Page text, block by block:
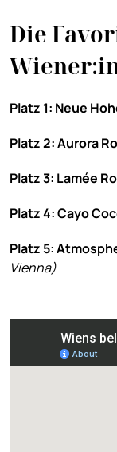
Die
Platz 1: Neue
Platz 2: Aurora
Platz 3: Lamée
Platz 4: Cayo
Platz 5:
Vienna)